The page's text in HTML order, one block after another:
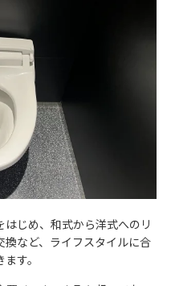
じめ、和式から洋式へのリ
など、ライフスタイルに合
す。